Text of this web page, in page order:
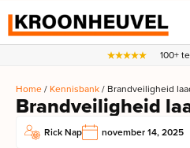
100+
Home/ Kennisbank/ Brandveiligheid
Brandveiligheid
Rick Nap november 14, 2025